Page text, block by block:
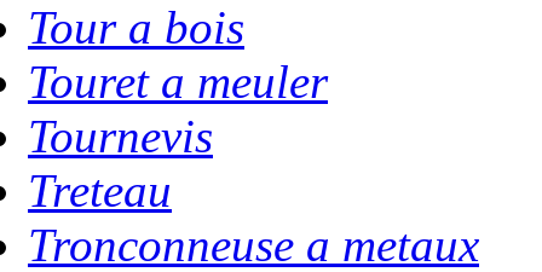
Tour a bois
Touret a meuler
Tournevis
Treteau
Tronconneuse a metaux